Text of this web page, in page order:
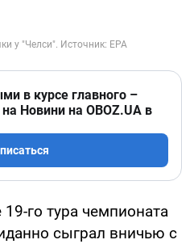
в курсе главного –
Новини на OBOZ.UA в
го тура чемпионата
сыграл вничью с